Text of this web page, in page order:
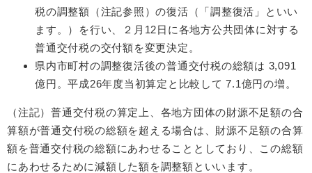
税の調整額（注記参照）の復活（「調整復活」といい
ます。）を行い、２月12日に各地方公共団体に対する
普通交付税の交付額を変更決定。
県内市町村の調整復活後の普通交付税の総額は 3,091
億円。平成26年度当初算定と比較して 7.1億円の増。
（注記）普通交付税の算定上、各地方団体の財源不足額の合
算額が普通交付税の総額を超える場合は、財源不足額の合算
額を普通交付税の総額にあわせることとしており、この総額
にあわせるために減額した額を調整額といいます。